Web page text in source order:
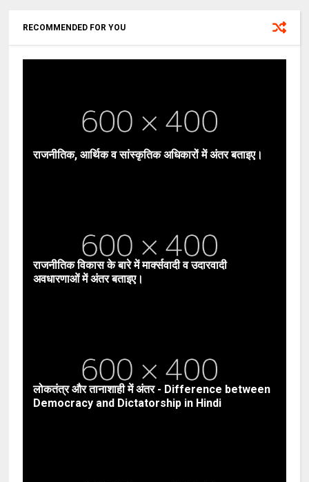
RECOMMENDED FOR YOU
राजनीतिक, आर्थिक व सांस्कृतिक अधिकारों में अंतर बताइए।
राजनीतिक विकास के बारे में मार्क्सवादी व उदारवादी
अवधारणाओं में अंतर बताइए।
लोकतंत्र और तानाशाही में अंतर - Difference between
Democracy and Dictatorship in Hindi